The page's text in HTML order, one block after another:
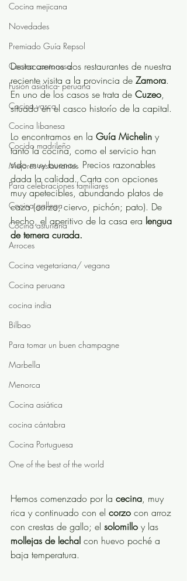
Cocina mejicana
Novedades
Premiado Guía Repsol
Cocina cantonesa
Fusión asiática- peruana
Cocina vasca
Cocina libanesa
Cocido madrileño
Mejores restaurantes
Para celebraciones familiares
Cocina gallega
Cocina asturiana
Arroces
Cocina vegetariana/ vegana
Cocina peruana
cocina india
Bilbao
Para tomar un buen champagne
Marbella
Menorca
Cocina asiática
cocina cántabra
Cocina Portuguesa
One of the best of the world
Destacaremos dos restaurantes de nuestra
reciente visita a la provincia de Zamora.
En uno de los casos se trata de Cuzeo,
situado en el casco historío de la capital.
Lo encontramos en la Guía Michelin y
tanto la cocina, como el servicio han
sido muy buenos. Precios razonables
dada la calidad. Carta con opciones
muy apetecibles, abundando platos de
caza (corzo; ciervo, pichón; pato). De
hecho, el aperitivo de la casa era lengua
de ternera curada.
Hemos comenzado por la cecina, muy
rica y continuado con el corzo con arroz
con crestas de gallo; el solomillo y las
mollejas de lechal con huevo poché a
baja temperatura.